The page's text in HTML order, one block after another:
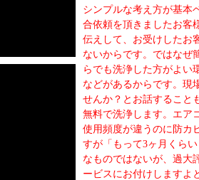
シンプルな考え方が基本
合依頼を頂きましたお客
伝えして、お受けしたお
ないからです。ではなぜ
らでも洗浄した方がよい
などがあるからです。現
せんか？とお話すること
無料で洗浄します。エア
使用頻度が違うのに防カ
すが「もって3ヶ月くら
なものではないが、過大
ービスにお付けしますよ